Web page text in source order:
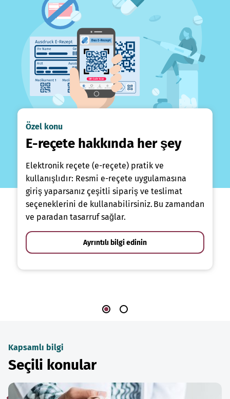
Özel konu
E-reçete hakkında her şey
Elektronik reçete (e-reçete) pratik ve
kullanışlıdır: Resmi e-reçete uygulamasına
giriş yaparsanız çeşitli sipariş ve teslimat
seçeneklerini de kullanabilirsiniz. Bu zamandan
ve paradan tasarruf sağlar.
Ayrıntılı bilgi edinin
Kapsamlı bilgi
Seçili konular